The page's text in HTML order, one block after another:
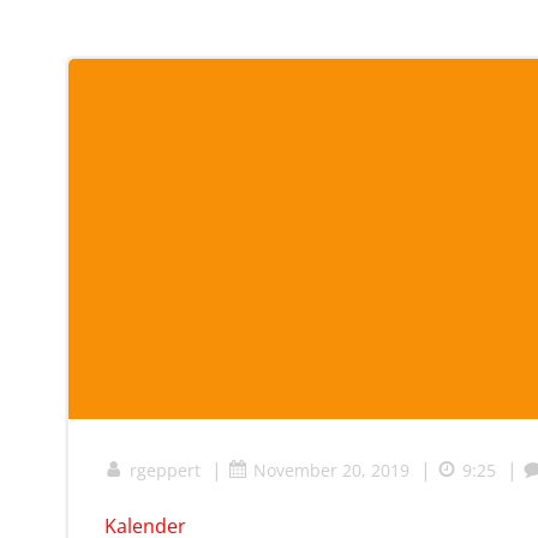
rgeppert | November 20, 2019 | 9:25 |
Kalender